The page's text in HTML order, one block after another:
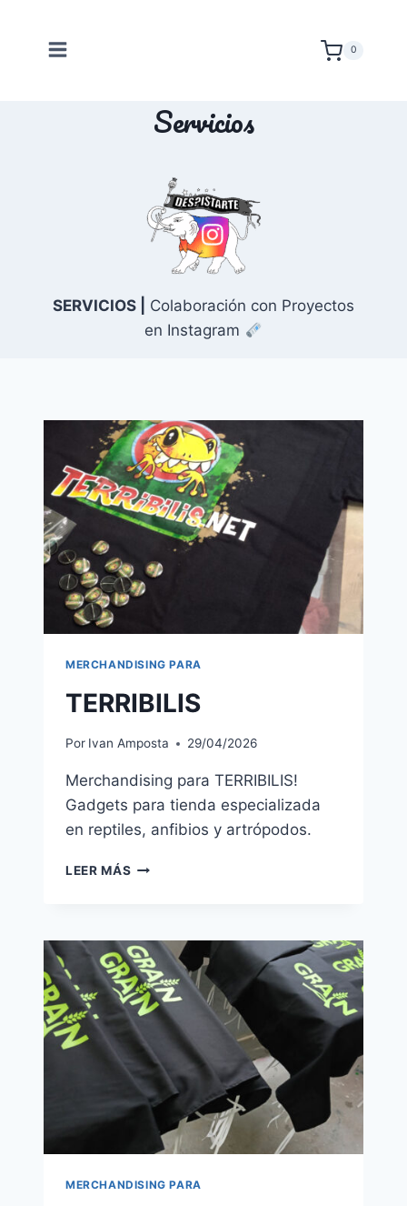
contenido
0
Servicios
SERVICIOS |
Colaboración con Proyectos
en Instagram
MERCHANDISING PARA
TERRIBILIS
Por Ivan Amposta 29/04/2026
Merchandising para TERRIBILIS!
Gadgets para tienda especializada
en reptiles, anfibios y artrópodos.
LEER MÁS TERRIBILIS
MERCHANDISING PARA